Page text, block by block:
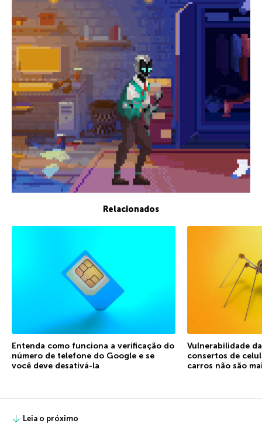
Relacionados
Entenda como funciona a verificação do
número de telefone do Google e se
você deve desativá-la
Vulnerabilidade
consertos de
carros não são
Leia o próximo